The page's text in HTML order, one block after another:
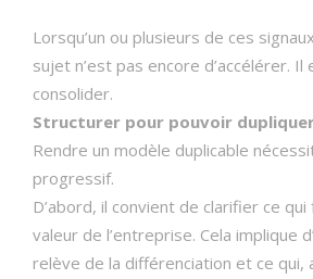
Lorsqu’un ou plusieurs de ces
sujet n’est pas encore d’accélérer. Il
consolider.
Structurer pour pouvoir
Rendre un modèle duplicable
progressif.
D’abord, il convient de clarifier ce
valeur de l’entreprise. Cela implique
relève de la différenciation et ce qui,